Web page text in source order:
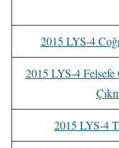
2015 LYS-4
2015 LYS-4
2015 LYS-4